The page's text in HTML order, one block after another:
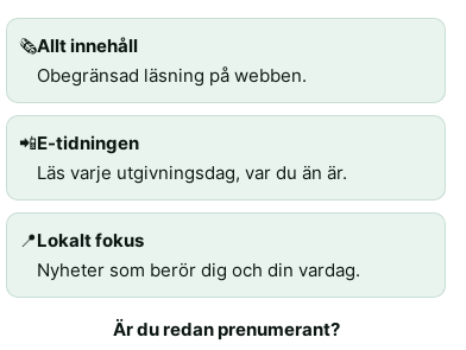
🗞️Allt innehåll
Obegränsad läsning på webben.
📲E-tidningen
Läs varje utgivningsdag, var du än är.
📍Lokalt fokus
Nyheter som berör dig och din vardag.
Är du redan prenumerant?